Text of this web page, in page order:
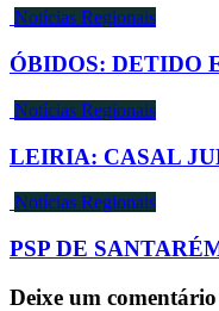
Notícias Regionais
ÓBIDOS: DETIDO
Notícias Regionais
LEIRIA: CASAL
Notícias Regionais
PSP DE
Deixe um comentário